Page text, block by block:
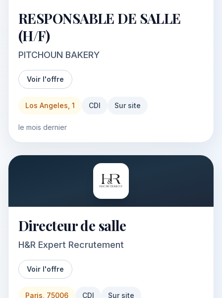
RESPONSABLE DE SALLE
(H/F)
PITCHOUN BAKERY
Voir l'offre
Los Angeles, 1 CDI Sur site
le mois dernier
Directeur de salle
H&R Expert Recrutement
Voir l'offre
Paris, 75006 CDI Sur site